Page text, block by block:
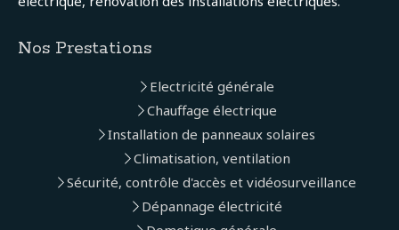
Nos Prestations
Electricité générale
Chauffage électrique
Installation de panneaux solaires
Climatisation, ventilation
Sécurité, contrôle d'accès et vidéosurveillance
Dépannage électricité